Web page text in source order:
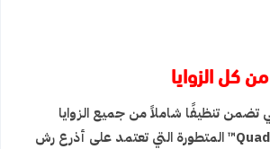
كل الزوايا
تنظيفًا شاملاً من جميع الزوايا
بفضل تقنية QuadWash™ المتطورة التي تعتمد على أذرع رش